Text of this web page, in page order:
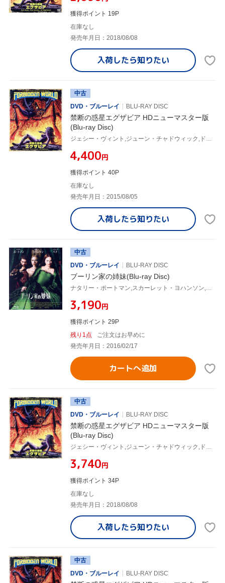
獲得ポイント 19P
在庫なし
発売年月日：2018/08/08
入荷したら知りたい
中古
DVD・ブルーレイ
BLU-RAY DISC
禁断の惑星エグザビア HDニューマスター版
(Blu-ray Disc)
ジェシー・ヴィント,ジューン・チャドウィック,ドーン・ダンラップ,アラン・ホルツマン(監督),スーザン・ジャスティン(音楽)
¥4,400円
獲得ポイント 40P
在庫なし
発売年月日：2015/08/05
入荷したら知りたい
中古
DVD・ブルーレイ
BLU-RAY DISC
ブーリン家の姉妹(Blu-ray Disc)
ナタリー・ポートマン,スカーレット・ヨハンソン,エリック・バナ,ジャスティン・チャドウィック(監督),スコット・ルーディン(製作総指揮),デヴィッド・M.トンプソン(製作総指揮),フィリッパ・グレゴリー(原作)
¥3,190円
獲得ポイント 29P
残り1点
ご注文はお早めに
発売年月日：2016/02/17
カートへ追加
中古
DVD・ブルーレイ
BLU-RAY DISC
禁断の惑星エグザビア HDニューマスター版
(Blu-ray Disc)
ジェシー・ヴィント,ジューン・チャドウィック,ドーン・ダンラップ,アラン・ホルツマン(監督),スーザン・ジャスティン(音楽)
¥3,740円
獲得ポイント 34P
在庫なし
発売年月日：2018/08/08
入荷したら知りたい
中古
DVD・ブルーレイ
BLU-RAY DISC